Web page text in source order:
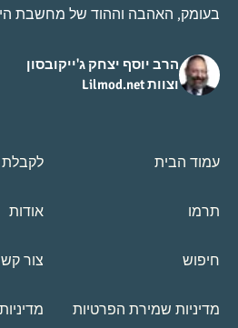
בעומק, האהבה וההוד של מחשבת
הרב יוסף יצחק ג'ייקובסון
וצוות Lilmod.net
עמוד הבית לקבלת
תרמו אודות
חיפוש צור
מדיניות שמירת הפרטיות